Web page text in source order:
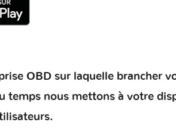
OBD sur laquelle
temps nous mettons à votre